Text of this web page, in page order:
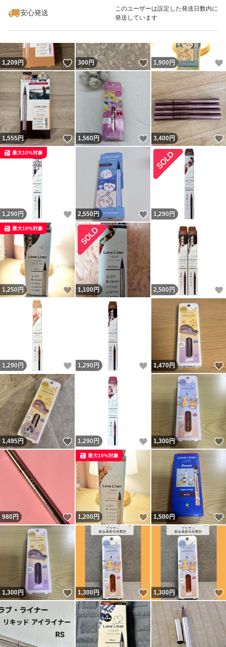
安心発送
このユーザーは設定した発送日数内に
発送しています
1,209円 いいね！
300円 いいね！
1,900 円
1,555円 いいね！
1,560円 いいね！
3,400円
1,290 円 いいね！
最大10%対象
2,550円 いいね！
1,290 円
1,250円 いいね！
最大10%対象
1,100円 2,500 円
1,290 円 いいね！
1,290 円 いいね！
1,470円
1,495円 いいね！
1,290 円 いいね！
1,300円
980円 いいね！
1,200円 いいね！
最大10%対象
1,500円
1,300円 いいね！
1,300円 いいね！
1,300円